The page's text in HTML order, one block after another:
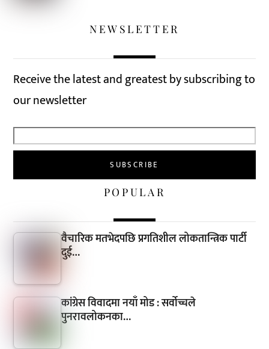
NEWSLETTER
Receive the latest and greatest by subscribing to
our newsletter
POPULAR
वैचारिक मतभेदपछि प्रगतिशील लोकतान्त्रिक पार्टी
दुई…
कांग्रेस विवादमा नयाँ मोड : सर्वोच्चले
पुनरावलोकनका…